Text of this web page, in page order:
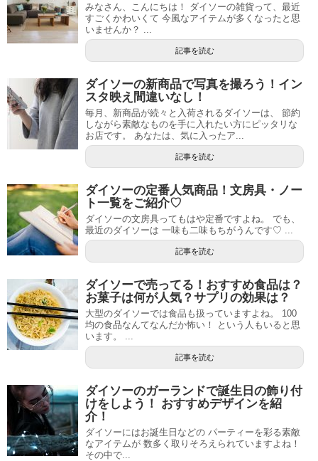
みなさん、こんにちは！ ダイソーの雑貨って、最近
すごくかわいくて 今風なアイテムが多くなったと思
いませんか？ ...
記事を読む
ダイソーの新商品で写真を撮ろう！イン
スタ映え間違いなし！
毎月、新商品が続々と入荷されるダイソーは、 節約
しながら素敵なものを手に入れたい方にピッタリな
お店です。 あなたは、気に入ったア...
記事を読む
ダイソーの定番人気商品！文房具・ノー
ト一覧をご紹介♡
ダイソーの文房具ってもはや定番ですよね。 でも、
最近のダイソーは 一味も二味もちがうんです♡ ...
記事を読む
ダイソーで売ってる！おすすめ食品は？
お菓子は何が人気？サプリの効果は？
大型のダイソーでは食品も扱っていますよね。 100
均の食品なんてなんだか怖い！ という人もいると思
います。 ...
記事を読む
ダイソーのガーランドで誕生日の飾り付
けをしよう！ おすすめデザインを紹
介！
ダイソーにはお誕生日などの パーティーを彩る素敵
なアイテムが 数多く取りそろえられていますよね！
その中で...